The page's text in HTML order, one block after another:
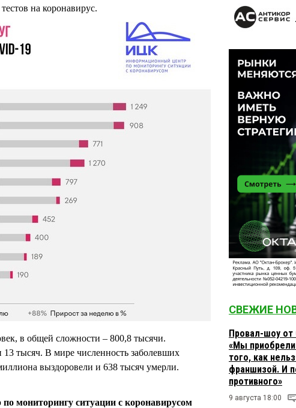
на коронавирус.
в общей сложности – 800,8 тысячи.
тысяч. В мире численность заболевших
выздоровели и 638 тысяч умерли.
мониторингу ситуации с коронавирусом
СВЕЖИЕ
Провал-шоу
«Мы
того, как
франшизой. И
противного»
9 августа 18:00